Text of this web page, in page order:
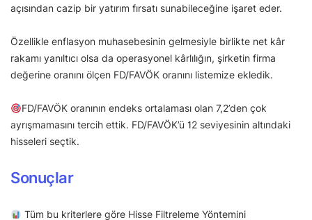
açısından cazip bir yatırım fırsatı sunabileceğine işaret eder.
Özellikle enflasyon muhasebesinin gelmesiyle birlikte net kâr
rakamı yanıltıcı olsa da operasyonel kârlılığın, şirketin firma
değerine oranını ölçen FD/FAVÖK oranını listemize ekledik.
FD/FAVÖK oranının endeks ortalaması olan 7,2’den çok
ayrışmamasını tercih ettik. FD/FAVÖK’ü 12 seviyesinin altındaki
hisseleri seçtik.
Sonuçlar
Tüm bu kriterlere göre Hisse Filtreleme Yöntemini